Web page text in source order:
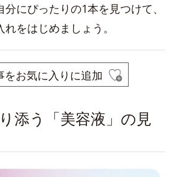
にぴったりの1本を見つけて、
をはじめましょう。
をお気に入りに追加
添う「美容液」の見